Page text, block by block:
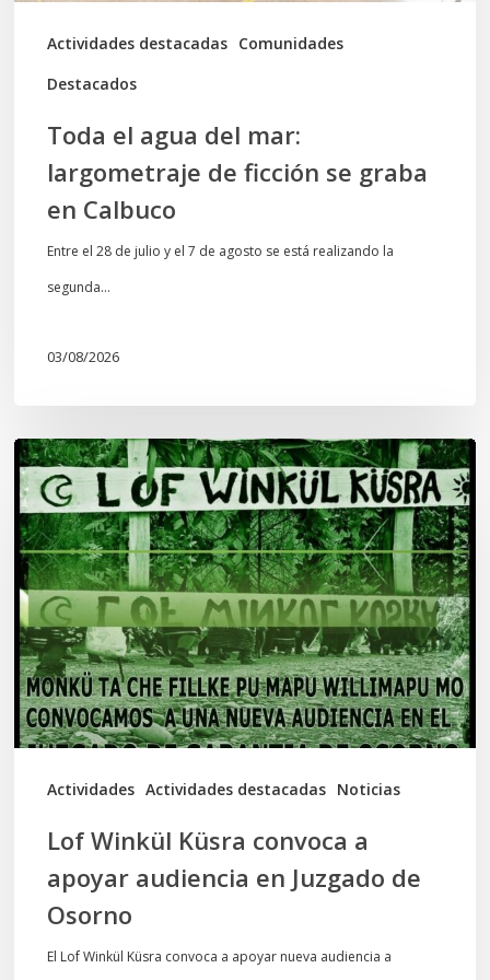
Actividades destacadas Comunidades
Destacados
graba
Toda el agua del mar:
largometraje de ficción se graba
en Calbuco
Entre el 28 de julio y el 7 de agosto se está realizando la
segunda…
03/08/2026
Actividades Actividades destacadas Noticias
Lof
Winkül
Küsra
convoca
a
apoyar
audiencia
en
Juzgado
Lof Winkül Küsra convoca a
apoyar audiencia en Juzgado de
Osorno
El Lof Winkül Küsra convoca a apoyar nueva audiencia a